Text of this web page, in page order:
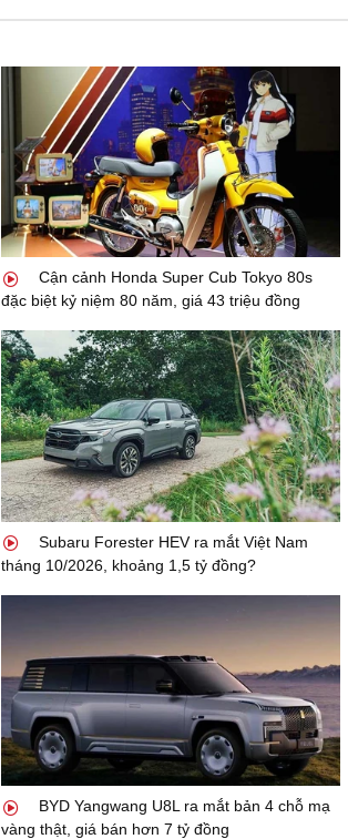
Cận cảnh Honda Super Cub Tokyo 80s
đặc biệt kỷ niệm 80 năm, giá 43 triệu đồng
Subaru Forester HEV ra mắt Việt Nam
tháng 10/2026, khoảng 1,5 tỷ đồng?
BYD Yangwang U8L ra mắt bản 4 chỗ mạ
vàng thật, giá bán hơn 7 tỷ đồng